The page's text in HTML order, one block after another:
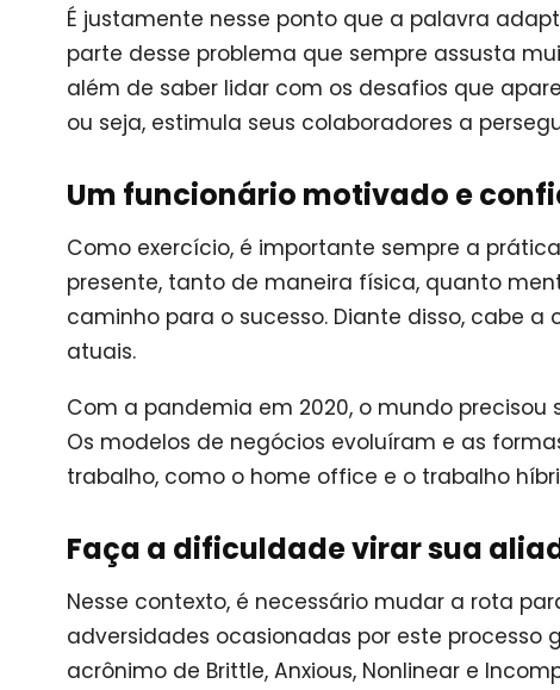
É justamente nesse ponto que a palavra
parte desse problema que sempre assusta
além de saber lidar com os desafios que
ou seja, estimula seus colaboradores a
Um funcionário motivado e
Como exercício, é importante sempre a
presente, tanto de maneira física, quanto
caminho para o sucesso. Diante disso, cabe
atuais.
Com a pandemia em 2020, o mundo
Os modelos de negócios evoluíram e as
trabalho, como o home office e o trabalho
Faça a dificuldade virar sua
Nesse contexto, é necessário mudar a rota
adversidades ocasionadas por este processo
acrônimo de Brittle, Anxious, Nonlinear e